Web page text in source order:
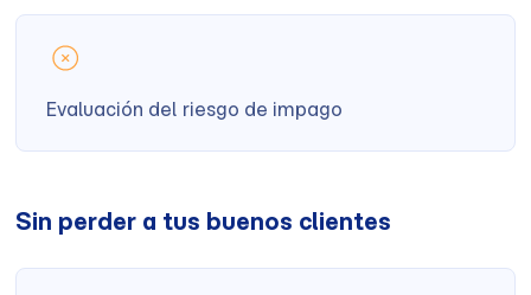
Evaluación del riesgo de impago
Sin perder a tus buenos clientes